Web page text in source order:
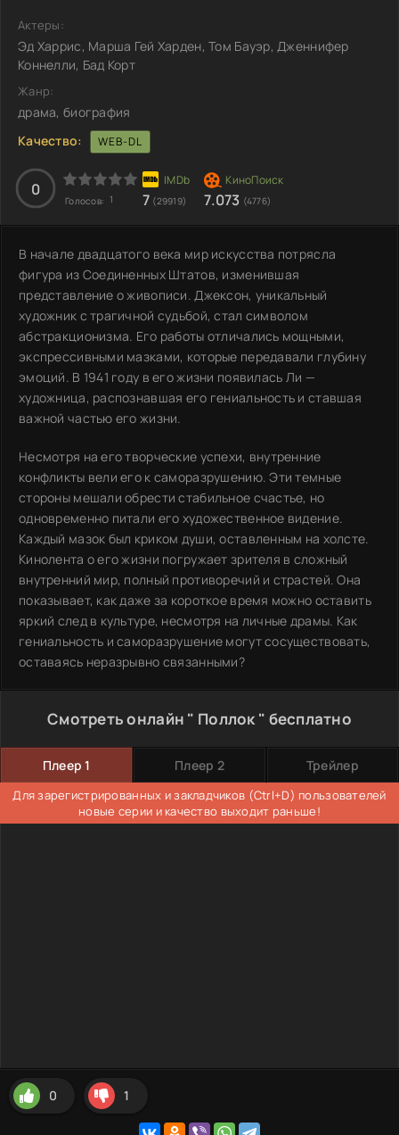
Актеры:
Эд Харрис, Марша Гей Харден, Том Бауэр, Дженнифер
Коннелли, Бад Корт
Жанр:
драма, биография
Качество:
WEB-DL
0
Голосов: 1 7 (29919) 7.073 (4776)
В начале двадцатого века мир искусства потрясла
фигура из Соединенных Штатов, изменившая
представление о живописи. Джексон, уникальный
художник с трагичной судьбой, стал символом
абстракционизма. Его работы отличались мощными,
экспрессивными мазками, которые передавали глубину
эмоций. В 1941 году в его жизни появилась Ли —
художница, распознавшая его гениальность и ставшая
важной частью его жизни.
Несмотря на его творческие успехи, внутренние
конфликты вели его к саморазрушению. Эти темные
стороны мешали обрести стабильное счастье, но
одновременно питали его художественное видение.
Каждый мазок был криком души, оставленным на холсте.
Кинолента о его жизни погружает зрителя в сложный
внутренний мир, полный противоречий и страстей. Она
показывает, как даже за короткое время можно оставить
яркий след в культуре, несмотря на личные драмы. Как
гениальность и саморазрушение могут сосуществовать,
оставаясь неразрывно связанными?
Смотреть онлайн " Поллок " бесплатно
Плеер 1 Плеер 2 Трейлер
Для зарегистрированных и закладчиков (Ctrl+D) пользователей
новые серии и качество выходит раньше!
0 1